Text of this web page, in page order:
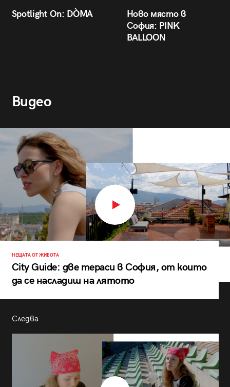
Spotlight On: DÒMA
Ново място в
София: PINK
BALLOON
Видео
НЕЩАТА ОТ ЖИВОТА
City Guide: две тераси в София, от които
да се насладиш на лятото
Следва